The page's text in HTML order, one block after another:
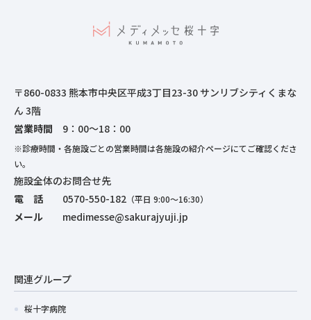
〒860-0833 熊本市中央区平成3丁目23-30 サンリブシティくまな
ん 3階
営業時間 9：00～18：00
※診療時間・各施設ごとの営業時間は各施設の紹介ページにてご確認くださ
い。
施設全体のお問合せ先
電 話 0570-550-182 （平日 9:00～16:30）
メール medimesse@sakurajyuji.jp
関連グループ
桜十字病院